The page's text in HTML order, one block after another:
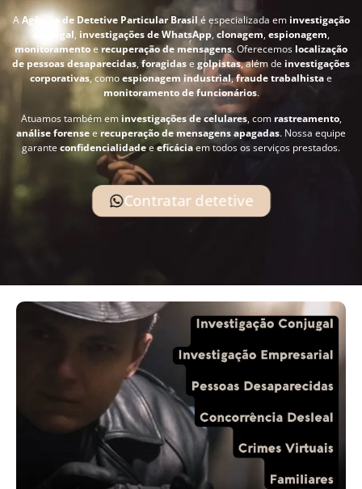
AAgência de Detetive Particular Brasil é especializada em investigação
conjugal, investigações de WhatsApp, clonagem,espionagem,
monitoramentoe recuperação de mensagens. Oferecemos localização
de pessoas desaparecidas, foragidase golpistas, além de investigações
corporativas, comoespionagem industrial,fraude trabalhistae
monitoramento de funcionários.
Atuamos também em investigações de celulares, com rastreamento,
análise forensee recuperação de mensagens apagadas. Nossa equipe
garante confidencialidadeeeficáciaem todos os serviços prestados.
Contratar detetive